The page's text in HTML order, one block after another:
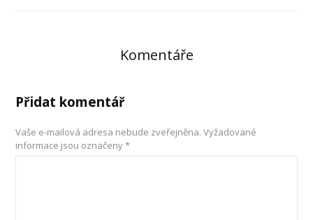
Komentáře
Přidat komentář
Vaše e-mailová adresa nebude zveřejněna. Vyžadované
informace jsou označeny*